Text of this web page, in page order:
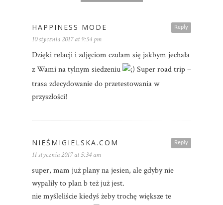
Reply
HAPPINESS MODE
10 stycznia 2017 at 9:54 pm
Dzięki relacji i zdjęciom czułam się jakbym jechała
z Wami na tylnym siedzeniu
Super road trip –
trasa zdecydowanie do przetestowania w
przyszłości!
Reply
NIEŚMIGIELSKA.COM
11 stycznia 2017 at 5:34 am
super, mam już plany na jesien, ale gdyby nie
wypaliły to plan b też już jest.
nie myśleliście kiedyś żeby trochę większe te